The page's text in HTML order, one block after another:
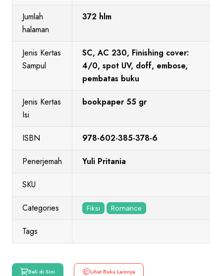
Jumlah
halaman
372 hlm
Jenis Kertas
Sampul
SC, AC 230, Finishing cover:
4/0, spot UV, doff, embose,
pembatas buku
Jenis Kertas
Isi
bookpaper 55 gr
ISBN 978-602-385-378-6
Penerjemah Yuli Pritania
SKU
Categories Fiksi Romance
Tags
Beli di Sini Lihat Buku Lainnya